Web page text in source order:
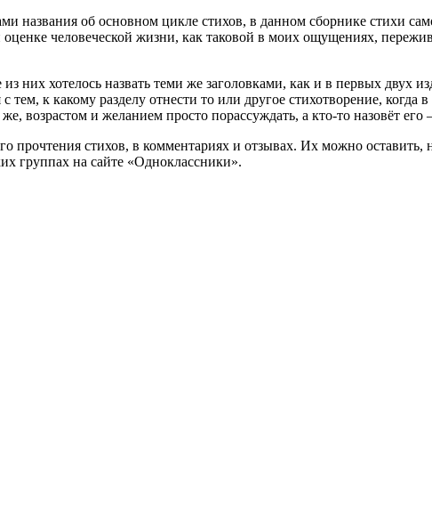
об основном цикле стихов, в данном сборнике стихи
человеческой жизни, как таковой в моих ощущениях,
них хотелось назвать теми же заголовками, как и в первых двух
тем, к какому разделу отнести то или другое стихотворение,
возрастом и желанием просто порассуждать, а кто-то назовёт
стихов, в комментариях и отзывах. Их можно оставить,
группах на сайте «Одноклассники».